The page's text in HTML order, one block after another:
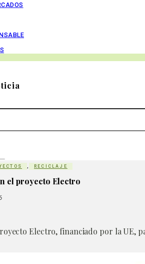
, RECICLAJE
el proyecto Electro
Electro, financiado por la UE,